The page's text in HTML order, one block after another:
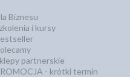
Biznesu
i kursy
partnerskie
- krótki termin